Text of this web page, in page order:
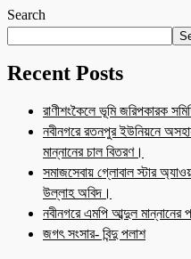
Search
Recent Posts
রাণীশংকৈলে ভূমি জরিপকারক
নবীনগরে রতনপুর ইউনিয়নে
মান্নানের চাল বিতরণ।
সমাজসেবায় গ্লোবাল স্টার
উল্লাহ অবিদ।
নবীনগরে এমপি আব্দুল মান্নানের
জগৎ সংসার- বিন্দু পলাশ